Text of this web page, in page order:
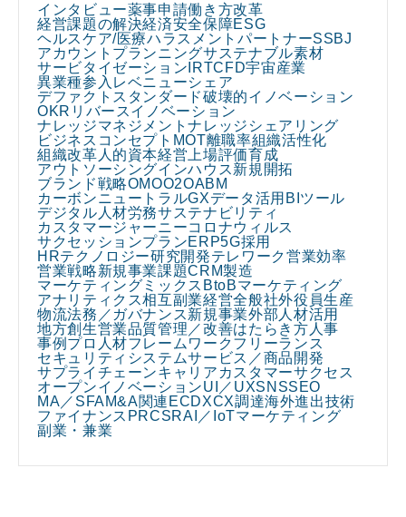
インタビュー薬事申請働き方改革
経営課題の解決経済安全保障ESG
ヘルスケア/医療ハラスメント パートナーSSBJ
アカウントプランニングサステナブル素材
サービタイゼーション IRTCFD宇宙産業
異業種参入 レベニューシェア
デファクトスタンダード破壊的イノベーション
OKR リバースイノベーション
ナレッジマネジメントナレッジシェアリング
ビジネスコンセプト MOT離職率組織活性化
組織改革 人的資本経営 上場評価育成
アウトソーシングインハウス新規開拓
ブランド戦略OMOO2OABM
カーボンニュートラルGXデータ活用 BIツール
デジタル人材労務サステナビリティ
カスタマージャーニーコロナウィルス
サクセッションプランERP5G採用
HRテクノロジー研究開発テレワーク営業効率
営業戦略新規事業課題CRM製造
マーケティングミックス BtoBマーケティング
アナリティクス相互副業経営全般社外役員生産
物流法務／ガバナンス新規事業外部人材活用
地方創生営業品質管理／改善はたらき方 人事
事例 プロ人材フレームワークフリーランス
セキュリティ システムサービス／商品開発
サプライチェーンキャリア カスタマーサクセス
オープンイノベーションUI／UXSNSSEO
MA／SFAM&A関連 ECDXCX調達海外進出技術
ファイナンス PRCSRAI／IoTマーケティング
副業・兼業